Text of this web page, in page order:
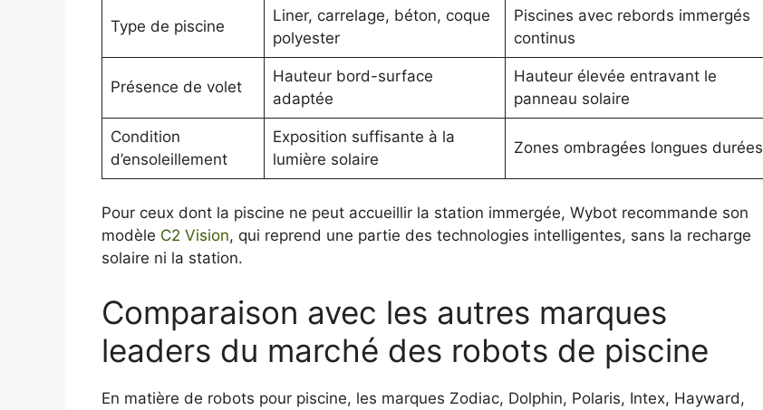
Type de piscine
Liner, carrelage, béton, coque
polyester
Piscines avec rebords immergés
continus
Présence de volet
Hauteur bord-surface
adaptée
Hauteur élevée entravant le
panneau solaire
Condition
d’ensoleillement
Exposition suffisante à la
lumière solaire
Zones ombragées longues durées
Pour ceux dont la piscine ne peut accueillir la station immergée, Wybot recommande son
modèle C2 Vision, qui reprend une partie des technologies intelligentes, sans la recharge
solaire ni la station.
Comparaison avec les autres marques
leaders du marché des robots de piscine
En matière de robots pour piscine, les marques Zodiac, Dolphin, Polaris, Intex, Hayward,